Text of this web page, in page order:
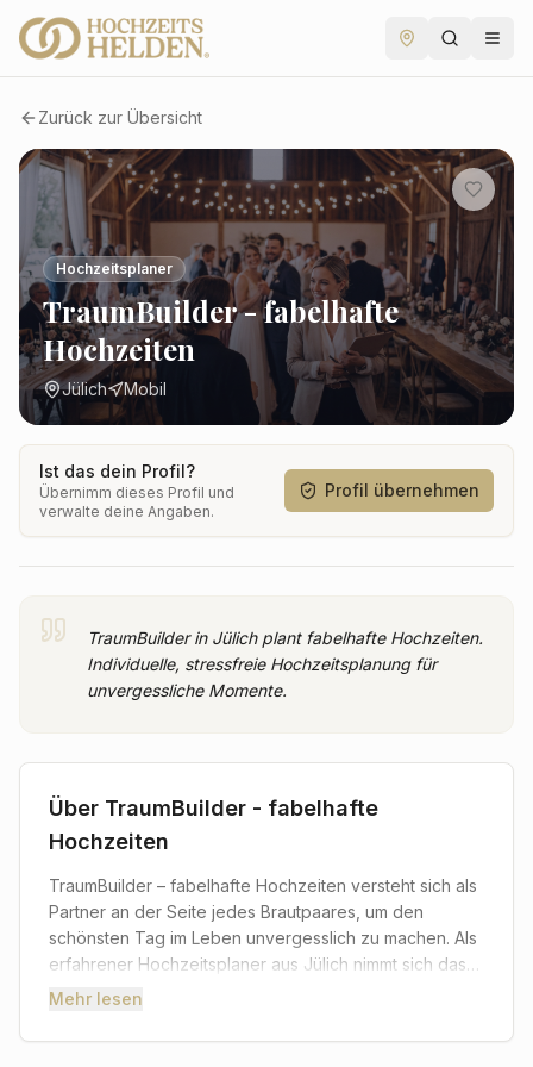
Zurück zur Übersicht
Hochzeitsplaner
TraumBuilder - fabelhafte
Hochzeiten
Jülich Mobil
Ist das dein Profil?
Übernimm dieses Profil und
verwalte deine Angaben.
Profil übernehmen
TraumBuilder in Jülich plant fabelhafte Hochzeiten.
Individuelle, stressfreie Hochzeitsplanung für
unvergessliche Momente.
Über TraumBuilder - fabelhafte
Hochzeiten
TraumBuilder – fabelhafte Hochzeiten versteht sich als
Partner an der Seite jedes Brautpaares, um den
schönsten Tag im Leben unvergesslich zu machen. Als
erfahrener Hochzeitsplaner aus Jülich nimmt sich das
Team von TraumBuilder die Zeit, die Visionen jedes
umzusetzen. Von der ersten Idee bis zum letzten Tanz
Mehr lesen